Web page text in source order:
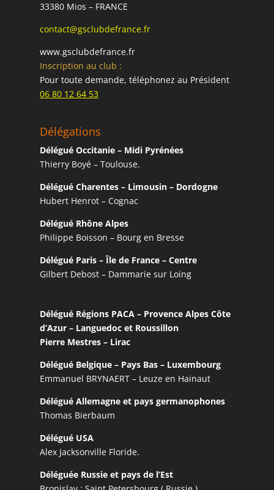
33380 Mios – FRANCE
contact@gsclubdefrance.fr
www.gsclubdefrance.fr
Inscription au club :
Pour toute demande, téléphonez au Président
06 80 12 64 53
Délégations
Délégué Occitanie – Midi Pyrénées
Thierry Boyé – Toulouse.
Délégué Charentes – Limousin – Dordogne
Hubert Henrot – Cognac
Délégué Rhône Alpes
Philippe Boisson – Bourg en Bresse
Délégué Paris – Île de France – Centre
Gilbert Debost – Dammarie sur Loing
Délégué Régions PACA – Provence Alpes Côte
d’Azur – Languedoc et Roussillon
Pierre Mestres – Lirac
Délégué Belgique – Pays Bas – Luxembourg
Emmanuel BRYNAERT – Leuze en Hainaut
Délégué Allemagne et pays germanophones
Thomas Bierbaum
Délégué USA
Alex Jacksonville Floride.
Déléguée Russie et pays de l’Est